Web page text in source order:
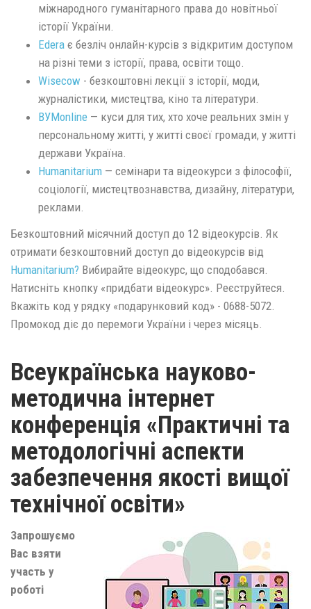
міжнародного гуманітарного права до новітньої
історії України.
Edera є безліч онлайн-курсів з відкритим доступом
на різні теми з історії, права, освіти тощо.
Wisecow - безкоштовні лекції з історії, моди,
журналістики, мистецтва, кіно та літератури.
ВУМonline — куси для тих, хто хоче реальних змін у
персональному житті, у житті своєї громади, у житті
держави Україна.
Humanitarium — семінари та відеокурси з філософії,
соціології, мистецтвознавства, дизайну, літератури,
реклами.
Безкоштовний місячний доступ до 12 відеокурсів. Як
отримати безкоштовний доступ до відеокурсів від
Humanitarium? Вибирайте відеокурс, що сподобався.
Натисніть кнопку «придбати відеокурс». Реєструйтеся.
Вкажіть код у рядку «подарунковий код» - 0688-5072.
Промокод діє до перемоги України і через місяць.
Всеукраїнська науково-
методична інтернет
конференція «Практичні та
методологічні аспекти
забезпечення якості вищої
технічної освіти»
Запрошуємо
Вас взяти
участь у
роботі